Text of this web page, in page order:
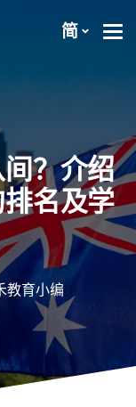
简
？介绍
名及学
教育小编